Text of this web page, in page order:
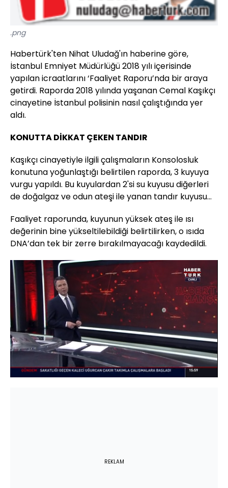
.png
Habertürk'ten Nihat Uludağ'ın haberine göre,
İstanbul Emniyet Müdürlüğü 2018 yılı içerisinde
yapılan icraatlarını ‘Faaliyet Raporu’nda bir araya
getirdi. Raporda 2018 yılında yaşanan Cemal Kaşıkçı
cinayetine İstanbul polisinin nasıl çalıştığında yer
aldı.
KONUTTA DİKKAT ÇEKEN TANDIR
Kaşıkçı cinayetiyle ilgili çalışmaların Konsolosluk
konutuna yoğunlaştığı belirtilen raporda, 3 kuyuya
vurgu yapıldı. Bu kuyulardan 2'si su kuyusu diğerleri
de doğalgaz ve odun ateşi ile yanan tandır kuyusu...
Faaliyet raporunda, kuyunun yüksek ateş ile ısı
değerinin bine yükseltilebildiği belirtilirken, o ısıda
DNA’dan tek bir zerre bırakılmayacağı kaydedildi.
Sesi
Aç
Yüklendi:
Oynatma
Hızı
REKLAM